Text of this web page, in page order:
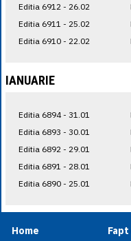
Editia 6912 - 26.02
Editia 6911 - 25.02
Editia 6910 - 22.02
IANUARIE
Editia 6894 - 31.01
Editia 6893 - 30.01
Editia 6892 - 29.01
Editia 6891 - 28.01
Editia 6890 - 25.01
Home